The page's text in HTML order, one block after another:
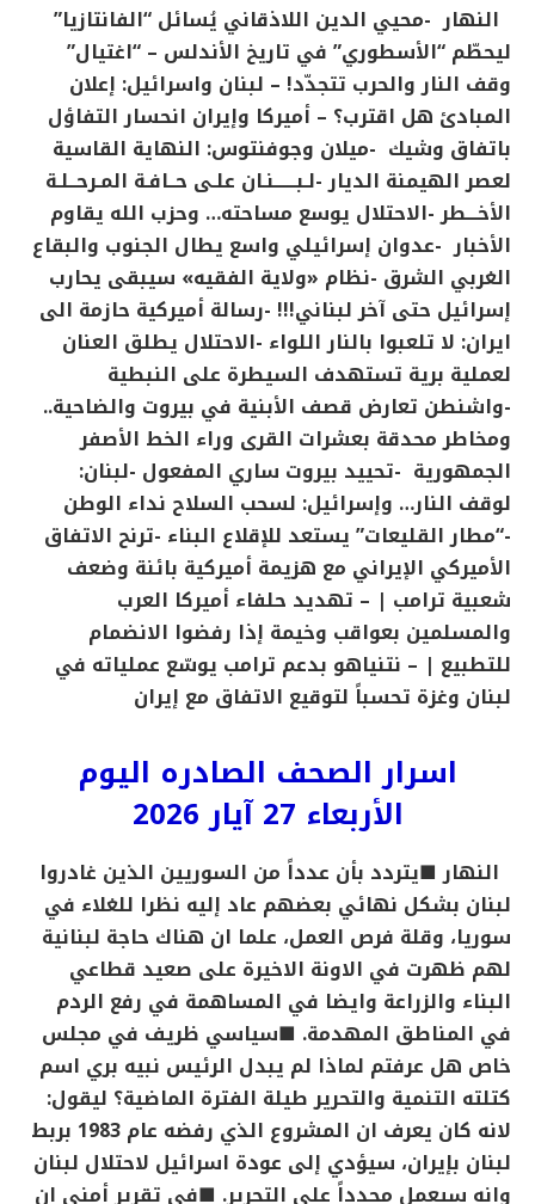
النهار -محيي الدين اللاذقاني يُسائل “الفانتازيا”
ليحطّم “الأسطوري” في تاريخ الأندلس – “اغتيال”
وقف النار والحرب تتجدّد! – لبنان واسرائيل: إعلان
المبادئ هل اقترب؟ – أميركا وإيران انحسار التفاؤل
باتفاق وشيك -ميلان وجوفنتوس: النهاية القاسية
لعصر الهيمنة الديار -لـبــــــنـان علـى حــافـة المـرحــلـة
الأخـــطر -الاحتلال يوسع مساحته… وحزب الله يقاوم
الأخبار -عدوان إسرائيلي واسع يطال الجنوب والبقاع
الغربي الشرق -نظام «ولاية الفقيه» سيبقى يحارب
إسرائيل حتى آخر لبناني!!! -رسالة أميركية حازمة الى
ايران: لا تلعبوا بالنار اللواء -الاحتلال يطلق العنان
لعملية برية تستهدف السيطرة على النبطية
-واشنطن تعارض قصف الأبنية في بيروت والضاحية..
ومخاطر محدقة بعشرات القرى وراء الخط الأصفر
الجمهورية -تحييد بيروت ساري المفعول -لبنان:
لوقف النار… وإسرائيل: لسحب السلاح نداء الوطن
-“مطار القليعات” يستعد للإقلاع البناء -ترنح الاتفاق
الأميركي الإيراني مع هزيمة أميركية بائنة وضعف
شعبية ترامب | – تهديد حلفاء أميركا العرب
والمسلمين بعواقب وخيمة إذا رفضوا الانضمام
للتطبيع | – نتنياهو بدعم ترامب يوسّع عملياته في
لبنان وغزة تحسباً لتوقيع الاتفاق مع إيران
اسرار الصحف الصادره اليوم
الأربعاء 27 آيار 2026
النهار ■يتردد بأن عدداً من السوريين الذين غادروا
لبنان بشكل نهائي بعضهم عاد إليه نظرا للغلاء في
سوريا، وقلة فرص العمل، علما ان هناك حاجة لبنانية
لهم ظهرت في الاونة الاخيرة على صعيد قطاعي
البناء والزراعة وايضا في المساهمة في رفع الردم
في المناطق المهدمة. ■سياسي ظريف في مجلس
خاص هل عرفتم لماذا لم يبدل الرئيس نبيه بري اسم
كتلته التنمية والتحرير طيلة الفترة الماضية؟ ليقول:
لانه كان يعرف ان المشروع الذي رفضه عام 1983 بربط
لبنان بإيران، سيؤدي إلى عودة اسرائيل لاحتلال لبنان
وانه سيعمل مجدداً على التحرير. ■في تقرير أمني ان